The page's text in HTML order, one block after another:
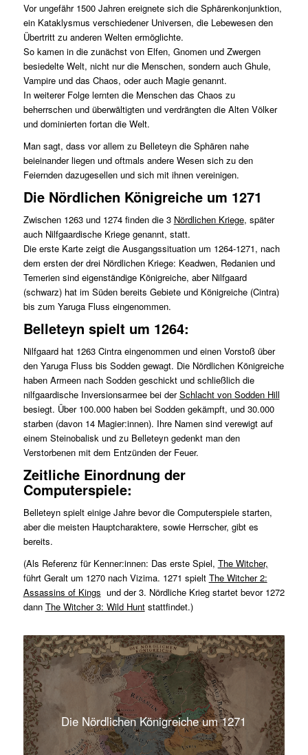
Vor ungefähr 1500 Jahren ereignete sich die Sphärenkonjunktion,
ein Kataklysmus verschiedener Universen, die Lebewesen den
Übertritt zu anderen Welten ermöglichte.
So kamen in die zunächst von Elfen, Gnomen und Zwergen
besiedelte Welt, nicht nur die Menschen, sondern auch Ghule,
Vampire und das Chaos, oder auch Magie genannt.
In weiterer Folge lernten die Menschen das Chaos zu
beherrschen und überwältigten und verdrängten die Alten Völker
und dominierten fortan die Welt.
Man sagt, dass vor allem zu Belleteyn die Sphären nahe
beieinander liegen und oftmals andere Wesen sich zu den
Feiernden dazugesellen und sich mit ihnen vereinigen.
Die Nördlichen Königreiche um 1271
Zwischen 1263 und 1274 finden die 3 Nördlichen Kriege, später
auch Nilfgaardische Kriege genannt, statt.
Die erste Karte zeigt die Ausgangssituation um 1264-1271, nach
dem ersten der drei Nördlichen Kriege: Keadwen, Redanien und
Temerien sind eigenständige Königreiche, aber Nilfgaard
(schwarz) hat im Süden bereits Gebiete und Königreiche (Cintra)
bis zum Yaruga Fluss eingenommen.
Belleteyn spielt um 1264:
Nilfgaard hat 1263 Cintra eingenommen und einen Vorstoß über
den Yaruga Fluss bis Sodden gewagt. Die Nördlichen Königreiche
haben Armeen nach Sodden geschickt und schließlich die
nilfgaardische Inversionsarmee bei derSchlacht von Sodden Hill
besiegt. Über 100.000 haben bei Sodden gekämpft, und 30.000
starben (davon 14 Magier:innen). Ihre Namen sind verewigt auf
einem Steinobalisk und zu Belleteyn gedenkt man den
Verstorbenen mit dem Entzünden der Feuer.
Zeitliche Einordnung der
Computerspiele:
Belleteyn spielt einige Jahre bevor die Computerspiele starten,
aber die meisten Hauptcharaktere, sowie Herrscher, gibt es
bereits.
(Als Referenz für Kenner:innen: Das erste Spiel, The Witcher,
führt Geralt um 1270 nach Vizima. 1271 spielt The Witcher 2:
Assassins of Kings und der 3. Nördliche Krieg startet bevor 1272
dann The Witcher 3: Wild Huntstattfindet.)
Die Nördlichen Königreiche um 1271